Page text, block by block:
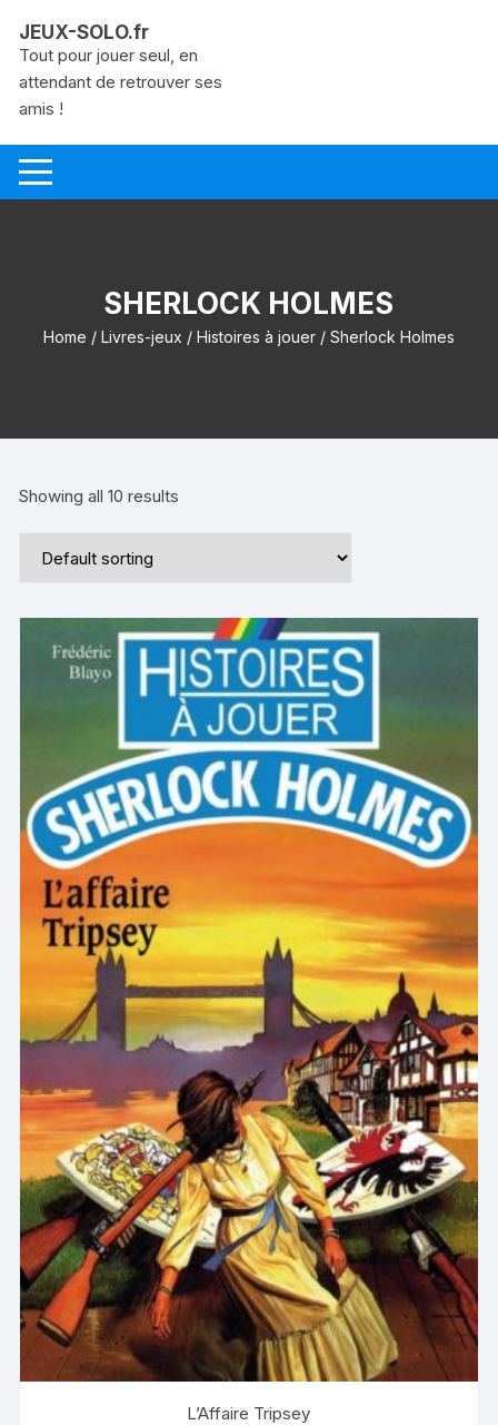
contenu
JEUX-SOLO.fr
Tout pour jouer seul, en
attendant de retrouver ses
amis !
SHERLOCK HOLMES
Home / Livres-jeux / Histoires à jouer/ Sherlock Holmes
Showing all 10 results
L’Affaire Tripsey